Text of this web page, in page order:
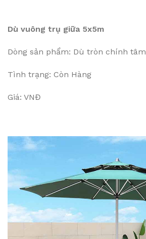
Dù vuông trụ giữa 5x5m
Dòng sản phẩm: Dù tròn chính tâm
Tình trạng: Còn Hàng
Giá: VNĐ